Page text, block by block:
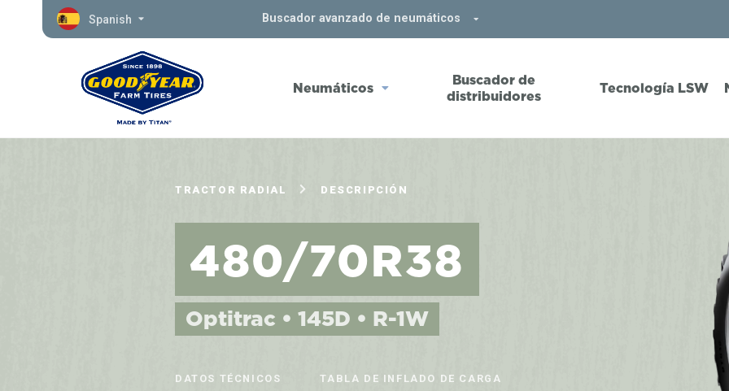
Spanish Buscador avanzado de neumáticos
Neumáticos
Buscador de
distribuidores
Tecnología LSW
TRACTOR RADIAL DESCRIPCIÓN
480/70R38
Optitrac • 145D • R-1W
DATOS TÉCNICOS TABLA DE INFLADO DE CARGA